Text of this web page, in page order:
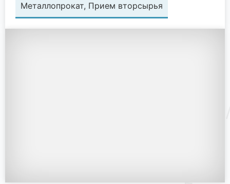
Металлопрокат, Прием вторсырья